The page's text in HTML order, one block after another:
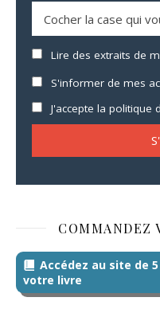
Lire des extraits de
S'informer de mes
J'accepte la politique
COMMANDEZ
Accédez au site de
votre livre